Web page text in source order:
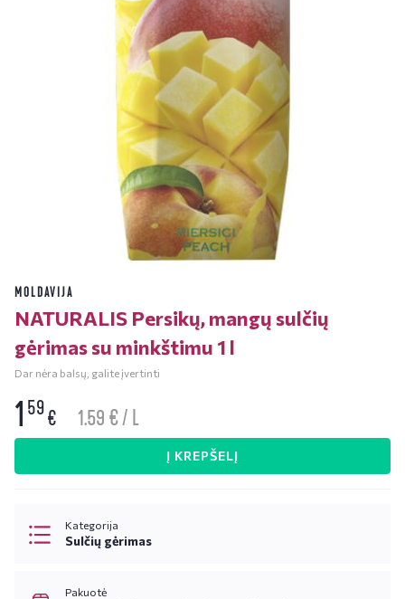
MOLDAVIJA
NATURALIS Persikų, mangų sulčių
gėrimas su minkštimu 1 l
Dar nėra balsų, galite įvertinti
1 59€ 1.59 € / L
Į KREPŠELĮ
Kategorija
Sulčių gėrimas
Pakuotė